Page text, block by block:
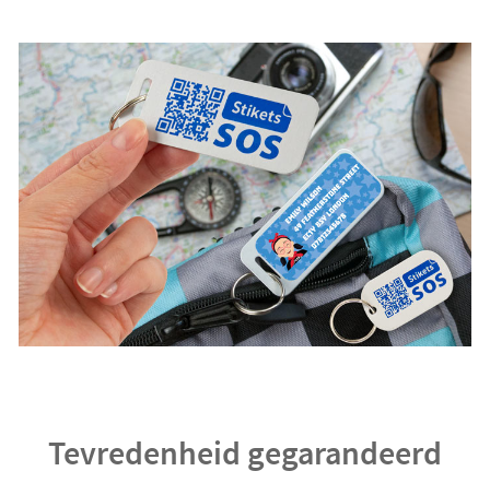
Tevredenheid gegarandeerd